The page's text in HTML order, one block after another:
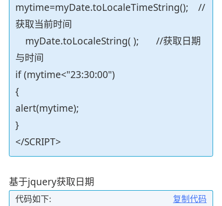
mytime=myDate.toLocaleTimeString(); //
获取当前时间
myDate.toLocaleString( ); //获取日期
与时间
if (mytime<"23:30:00")
{
alert(mytime);
}
</SCRIPT>
基于jquery获取日期
复制代码
代码如下: